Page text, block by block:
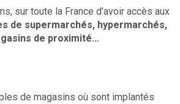
sur toute la France d’avoir accès aux
de supermarchés, hypermarchés,
de proximité…
de magasins où sont implantés